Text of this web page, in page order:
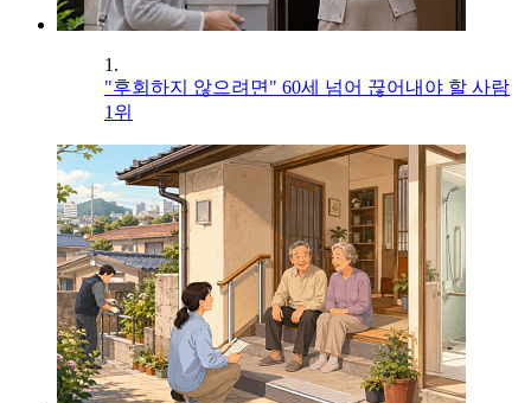
1.
"후회하지 않으려면" 60세 넘어 끊어내야 할 사람
1위